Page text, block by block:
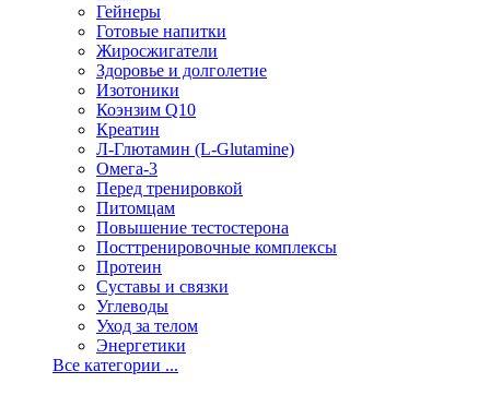
Гейнеры
Готовые напитки
Жиросжигатели
Здоровье и долголетие
Изотоники
Коэнзим Q10
Креатин
Л-Глютамин (L-Glutamine)
Омега-3
Перед тренировкой
Питомцам
Повышение тестостерона
Посттренировочные комплексы
Протеин
Суставы и связки
Углеводы
Уход за телом
Энергетики
Все категории ...